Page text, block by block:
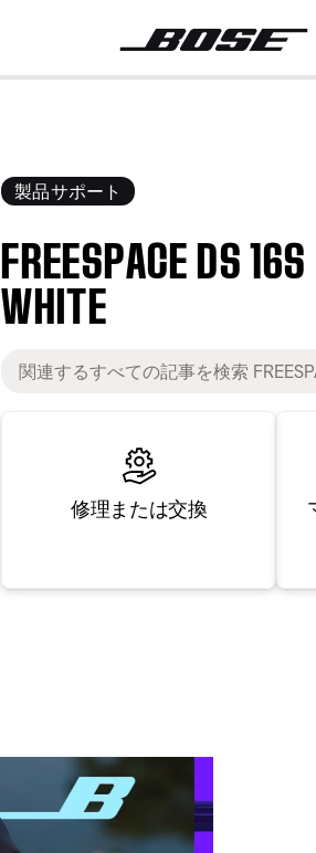
製品サポート
FREESPACE DS
WHITE
修理または交換